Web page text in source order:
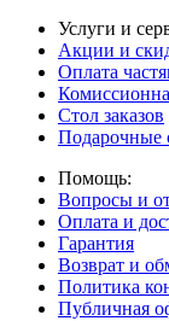
Услуги и
Акции и
Оплата
Стол заказов
Подарочные
Помощь:
Вопросы и
Оплата и
Гарантия
Возврат и
Политика
Публичная